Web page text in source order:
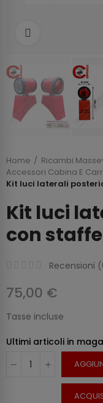
Home
Ricambi
Accessori Cabina E
Kit luci laterali
Kit luci
con staffe
Recensioni (
75,00 €
Tasse incluse
Ultimi articoli in